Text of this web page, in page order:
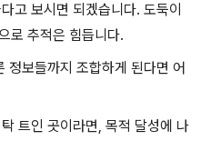
고 보시면 되겠습니다. 도둑이
로 추적은 힘듭니다.
정보들까지 조합하게 된다면 어
트인 곳이라면, 목적 달성에 나